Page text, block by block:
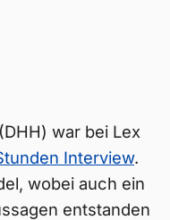
war bei Lex
Interview.
wobei auch ein
entstanden